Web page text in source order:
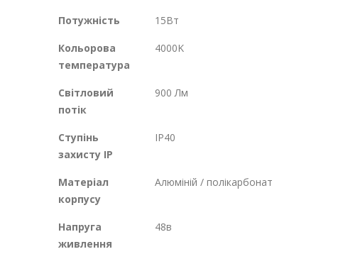
Потужність 15Вт
Кольорова
температура
4000K
Світловий
потік
900 Лм
Ступінь
захисту IP
IP40
Матеріал
корпусу
Алюміній / полікарбонат
Напруга
живлення
48в